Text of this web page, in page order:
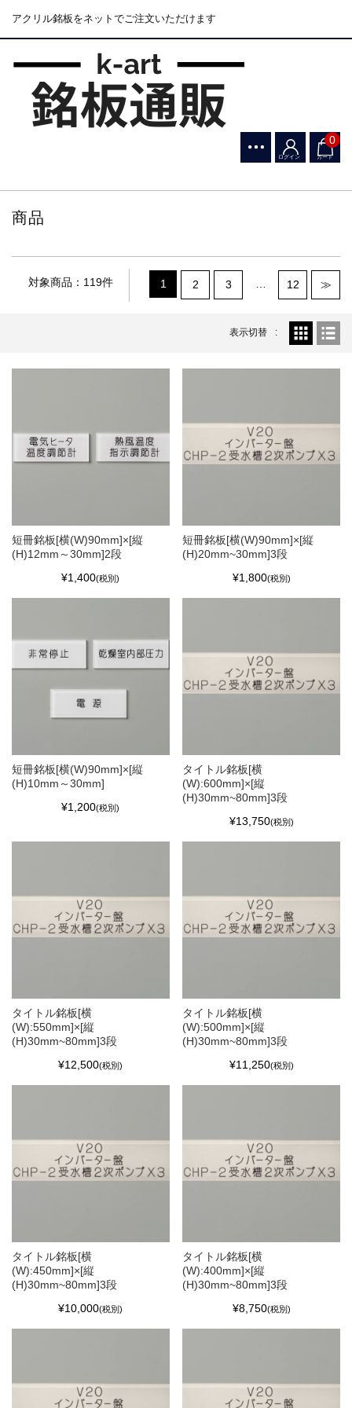
アクリル銘板をネットでご注文いただけます
0
カート
ログイン
商品
1 2 3 … 12 ≫
対象商品：119件
表示切替
短冊銘板[横(W)90mm]×[縦
(H)12mm～30mm]2段
¥1,400(税別)
短冊銘板[横(W)90mm]×[縦
(H)20mm~30mm]3段
¥1,800(税別)
短冊銘板[横(W)90mm]×[縦
(H)10mm～30mm]
¥1,200(税別)
タイトル銘板[横
(W):600mm]×[縦
(H)30mm~80mm]3段
¥13,750(税別)
タイトル銘板[横
(W):550mm]×[縦
(H)30mm~80mm]3段
¥12,500(税別)
タイトル銘板[横
(W):500mm]×[縦
(H)30mm~80mm]3段
¥11,250(税別)
タイトル銘板[横
(W):450mm]×[縦
(H)30mm~80mm]3段
¥10,000(税別)
タイトル銘板[横
(W):400mm]×[縦
(H)30mm~80mm]3段
¥8,750(税別)